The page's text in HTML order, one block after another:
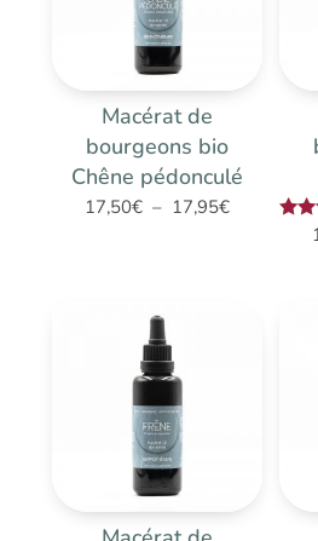
Macérat de
bourgeons bio
Chêne pédonculé
17,50€ – 17,95€Plage
Note